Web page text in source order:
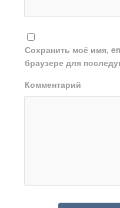
Сохранить моё имя,
браузере для
Комментарий